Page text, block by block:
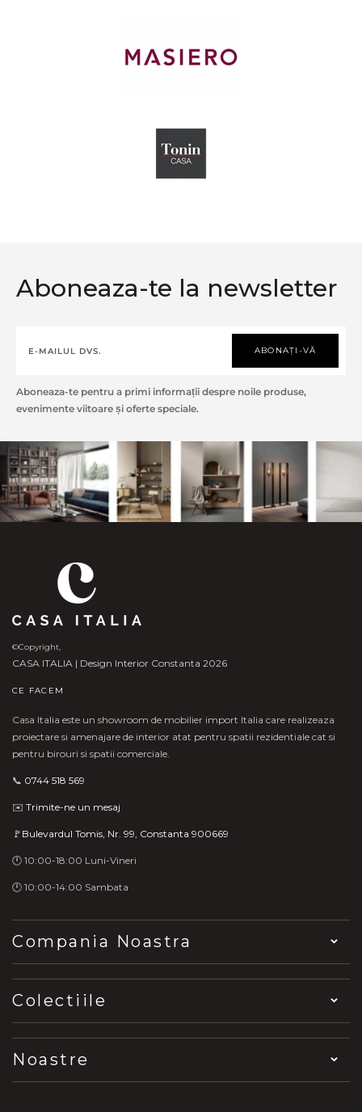
Aboneaza-te la newsletter
ABONAȚI-VĂ
Aboneaza-te pentru a primi informații despre noile produse,
evenimente viitoare și oferte speciale.
©Copyright,
CASA ITALIA | Design Interior Constanta 2026
CE FACEM
Casa Italia este un showroom de mobilier import Italia care realizeaza
proiectare si amenajare de interior atat pentru spatii rezidentiale cat si
pentru birouri si spatii comerciale.
📞 0744 518 569
✉️ Trimite-ne un mesaj
🚩Bulevardul Tomis, Nr. 99, Constanta 900669
🕛 10:00-18:00 Luni-Vineri
🕛 10:00-14:00 Sambata
Compania Noastra
Colectiile
Noastre